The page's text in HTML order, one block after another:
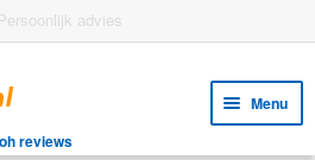
Menu
reviews